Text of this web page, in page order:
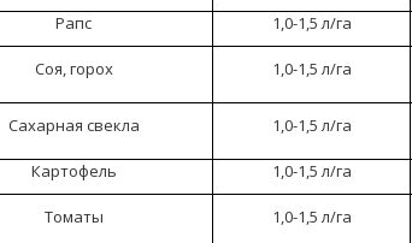
Рапс 1,0-1,5 л/га
Соя, горох 1,0-1,5 л/га
Сахарная свекла 1,0-1,5 л/га
Картофель 1,0-1,5 л/га
Томаты 1,0-1,5 л/га